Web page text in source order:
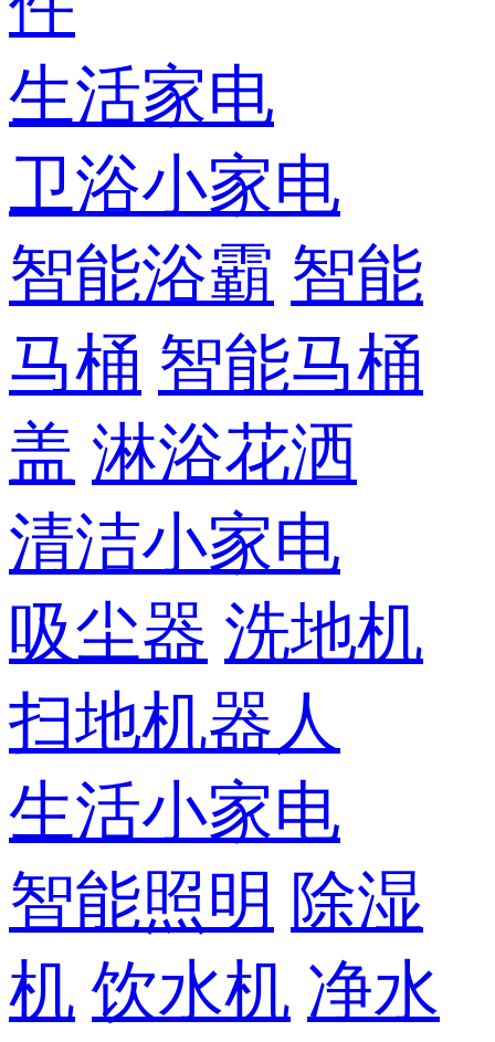
生活家电
卫浴小家电
智能浴霸 智能
马桶 智能马桶
盖 淋浴花洒
清洁小家电
吸尘器 洗地机
扫地机器人
生活小家电
智能照明 除湿
机 饮水机 净水